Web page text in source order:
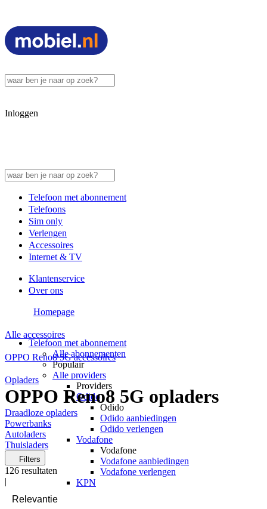
Inloggen
Telefoon met abonnement
Telefoons
Sim only
Verlengen
Accessoires
Internet & TV
Klantenservice
Over ons
Telefoon met abonnement
Alle abonnementen
Populair
Alle providers
Providers
Odido
Odido
Odido aanbiedingen
Odido verlengen
Vodafone
Vodafone
Vodafone aanbiedingen
Vodafone verlengen
KPN
Homepage
Alle accessoires
OPPO Reno8 5G accessoires
Opladers
OPPO Reno8 5G opladers
Draadloze opladers
Powerbanks
Autoladers
Thuisladers
Filters
126 resultaten
|